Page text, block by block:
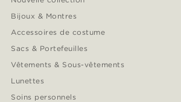
Bijoux & Montres
Accessoires de costume
Sacs & Portefeuilles
Vêtements & Sous-vêtements
Lunettes
Soins personnels